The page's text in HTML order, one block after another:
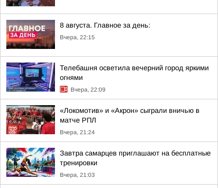
8 августа. Главное за день:
Вчера, 22:15
Телебашня осветила вечерний город яркими
огнями
Вчера, 22:09
«Локомотив» и «Акрон» сыграли вничью в
матче РПЛ
Вчера, 21:24
Завтра самарцев приглашают на бесплатные
тренировки
Вчера, 21:03